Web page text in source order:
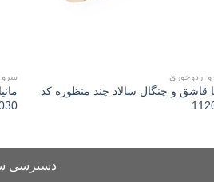
اردوخوری
قاشق و چنگال سالاد چند منظوره کد
سرو
دسترسی